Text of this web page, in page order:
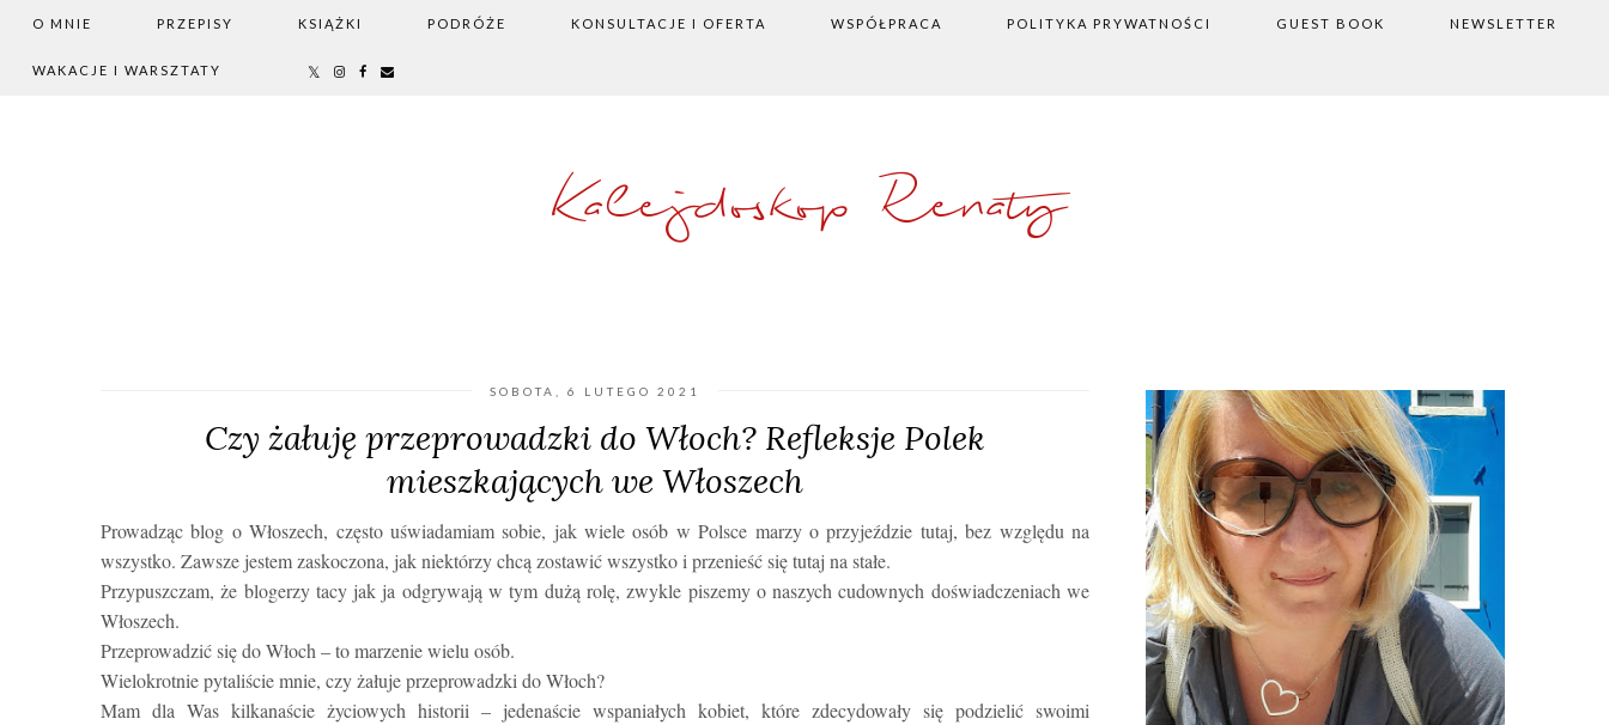
O MNIE PRZEPISY KSIĄŻKI PODRÓŻE KONSULTACJE I OFERTA WSPÓŁPRACA POLITYKA PRYWATNOŚCI GUEST BOOK NEWSLETTER
WAKACJE I WARSZTATY
Kalejdoskop Renaty
SOBOTA, 6 LUTEGO 2021
Czy żałuję przeprowadzki do Włoch? Refleksje Polek
mieszkających we Włoszech
Prowadząc blog o Włoszech, często uświadamiam sobie, jak wiele osób w Polsce marzy o przyjeździe tutaj, bez względu na
wszystko. Zawsze jestem zaskoczona, jak niektórzy chcą zostawić wszystko i przenieść się tutaj na stałe.
Przypuszczam, że blogerzy tacy jak ja odgrywają w tym dużą rolę, zwykle piszemy o naszych cudownych doświadczeniach we
Włoszech.
Przeprowadzić się do Włoch – to marzenie wielu osób.
Wielokrotnie pytaliście mnie, czy żałuje przeprowadzki do Włoch?
Mam dla Was kilkanaście życiowych historii – jedenaście wspaniałych kobiet, które zdecydowały się podzielić swoimi